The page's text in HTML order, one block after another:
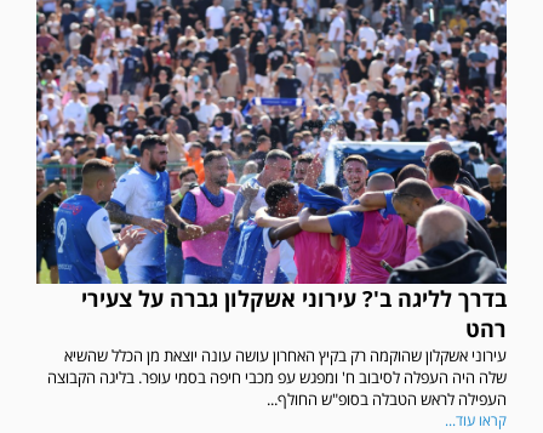
בדרך לליגה ב'? עירוני אשקלון גברה על צעירי
רהט
עירוני אשקלון שהוקמה רק בקיץ האחרון עושה עונה יוצאת מן הכלל שהשיא
שלה היה העפלה לסיבוב ח' ומפגש עפ מכבי חיפה בסמי עופר. בליגה הקבוצה
העפילה לראש הטבלה בסופ"ש החולף...
קראו עוד...